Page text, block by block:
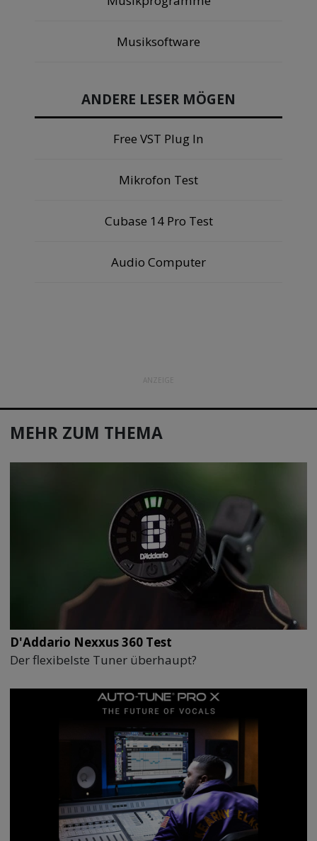
Musiksoftware
ANDERE LESER MÖGEN
Free VST Plug In
Mikrofon Test
Cubase 14 Pro Test
Audio Computer
ANZEIGE
MEHR ZUM THEMA
D'Addario Nexxus 360 Test
Der flexibelste Tuner überhaupt?